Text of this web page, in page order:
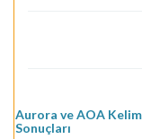
Aurora ve AOA
Sonuçları